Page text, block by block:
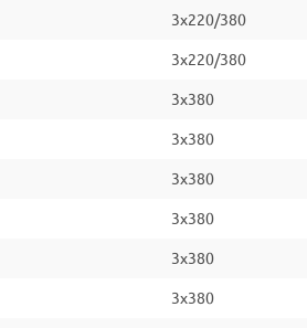
3x220/380
3x220/380
3x380
3x380
3x380
3x380
3x380
3x380